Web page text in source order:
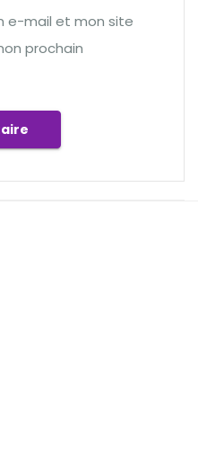
e-mail et mon site
prochain